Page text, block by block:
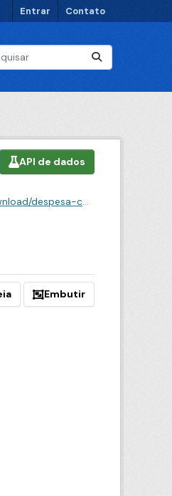
Entrar Contato
API de dados
contabil-2025.csv
Embutir